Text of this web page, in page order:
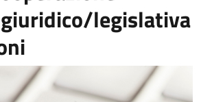
legislativa